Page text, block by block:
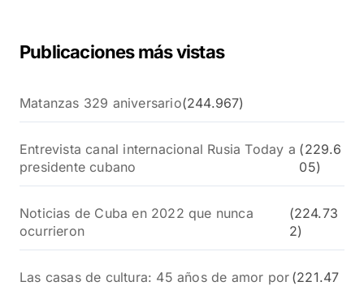
Publicaciones más vistas
Matanzas 329 aniversario(244.967)
Entrevista canal internacional Rusia Today a
presidente cubano
(229.6
05)
Noticias de Cuba en 2022 que nunca
ocurrieron
(224.73
2)
Las casas de cultura: 45 años de amor por (221.47